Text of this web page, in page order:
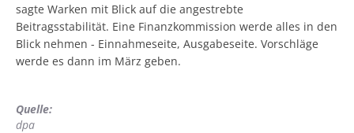
sagte Warken mit Blick auf die angestrebte
Beitragsstabilität. Eine Finanzkommission werde alles in den
Blick nehmen - Einnahmeseite, Ausgabeseite. Vorschläge
werde es dann im März geben.
Quelle:
dpa